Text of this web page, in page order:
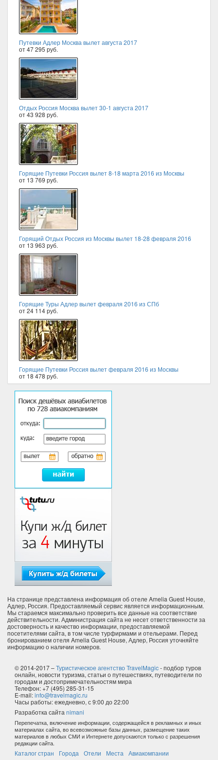
Путевки Адлер Москва вылет августа 2017
от 47 295 руб.
Отдых Россия Москва вылет 30-1 августа 2017
от 43 928 руб.
Горящие Путевки Россия вылет 8-18 марта 2016 из Москвы
от 13 769 руб.
Горящий Отдых Россия из Москвы вылет 18-28 февраля 2016
от 13 963 руб.
Горящие Туры Адлер вылет февраля 2016 из СПб
от 24 114 руб.
Горящие Путевки Россия вылет февраля 2016 из Москвы
от 18 478 руб.
На странице представлена информация об отеле Amelia Guest House,
Адлер, Россия. Предоставляемый сервис является информационным.
Мы стараемся максимально проверить все данные на соответствие
действительности. Администрация сайта не несет ответственности за
достоверность и качество информации, предоставляемой
посетителями сайта, в том числе турфирмами и отельерами. Перед
бронированием отеля Amelia Guest House, Адлер, Россия уточняйте
информацию о наличии номеров.
© 2014-2017 –Туристическое агентство TravelMagic- подбор туров
онлайн, новости туризма, статьи о путешествиях, путеводители по
городам и достопримечательностям мира
Телефон: +7 (495) 285-31-15
E-mail:info@travelmagic.ru
Часы работы: ежедневно, с 9:00 до 22:00
Разработка сайта nimani
Перепечатка, включение информации, содержащейся в рекламных и иных
материалах сайта, во всевозможные базы данных, размещение таких
материалов в любых СМИ и Интернете допускаются только с разрешения
редакции сайта.
Каталог стран Города Отели Места
Авиакомпании